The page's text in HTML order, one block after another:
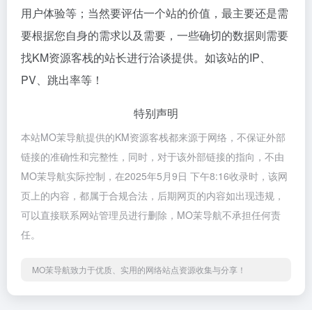
用户体验等；当然要评估一个站的价值，最主要还是需
要根据您自身的需求以及需要，一些确切的数据则需要
找KM资源客栈的站长进行洽谈提供。如该站的IP、
PV、跳出率等！
特别声明
本站MO茉导航提供的KM资源客栈都来源于网络，不保证外部
链接的准确性和完整性，同时，对于该外部链接的指向，不由
MO茉导航实际控制，在2025年5月9日 下午8:16收录时，该网
页上的内容，都属于合规合法，后期网页的内容如出现违规，
可以直接联系网站管理员进行删除，MO茉导航不承担任何责
任。
MO茉导航致力于优质、实用的网络站点资源收集与分享！